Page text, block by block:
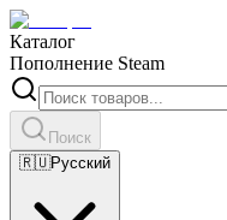
Каталог
Пополнение Steam
Поиск
🇷🇺Русский